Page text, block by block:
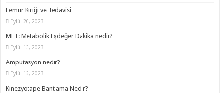
Femur Kırığı ve Tedavisi
Eylül 20, 2023
MET: Metabolik Eşdeğer Dakika nedir?
Eylül 13, 2023
Amputasyon nedir?
Eylül 12, 2023
Kinezyotape Bantlama Nedir?